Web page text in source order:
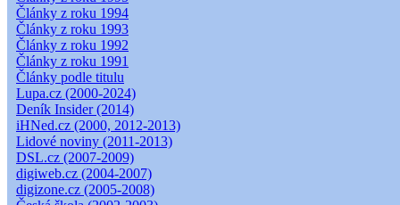
Články z roku 1994
Články z roku 1993
Články z roku 1992
Články z roku 1991
Články podle titulu
Lupa.cz (2000-2024)
Deník Insider (2014)
iHNed.cz (2000, 2012-2013)
Lidové noviny (2011-2013)
DSL.cz (2007-2009)
digiweb.cz (2004-2007)
digizone.cz (2005-2008)